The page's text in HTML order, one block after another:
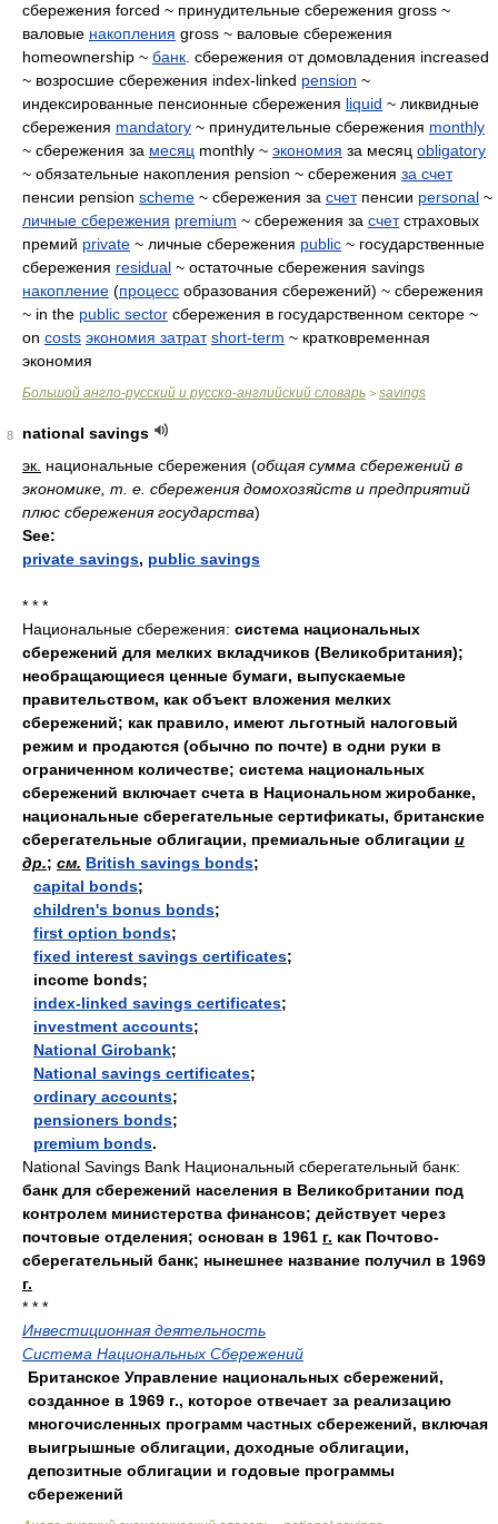
сбережения forced ~ принудительные сбережения gross ~
валовые накопления gross ~ валовые сбережения
homeownership ~ банк . сбережения от домовладения increased
~ возросшие сбережения index-linked pension ~
индексированные пенсионные сбережения liquid ~ ликвидные
сбережения mandatory ~ принудительные сбережения monthly
~ сбережения за месяц monthly ~ экономия за месяц obligatory
~ обязательные накопления pension ~ сбережения за счет
пенсии pension scheme ~ сбережения за счетпенсии personal ~
личные сбережения premium ~ сбережения за счетстраховых
премий private ~ личные сбережения public ~ государственные
сбережения residual ~ остаточные сбережения savings
накопление (процесс образования сбережений) ~ сбережения
~ in the public sector сбережения в государственном секторе ~
on costs экономия затрат short-term ~ кратковременная
экономия
Большой англо-русский и русско-английский словарь > savings
8
national savings
эк. национальные сбережения (общая сумма сбережений в
экономике, т. е. сбережения домохозяйств и предприятий
плюс сбережения государства)
See:
private savings, public savings
* * *
Национальные сбережения: система национальных
сбережений для мелких вкладчиков (Великобритания);
необращающиеся ценные бумаги, выпускаемые
правительством, как объект вложения мелких
сбережений; как правило, имеют льготный налоговый
режим и продаются (обычно по почте) в одни руки в
ограниченном количестве; система национальных
сбережений включает счета в Национальном жиробанке,
национальные сберегательные сертификаты, британские
сберегательные облигации, премиальные облигации и
др.; см. British savings bonds;
capital bonds;
children's bonus bonds;
first option bonds;
fixed interest savings certificates;
income bonds;
index-linked savings certificates;
investment accounts;
National Girobank;
National savings certificates;
ordinary accounts;
pensioners bonds;
premium bonds.
National Savings Bank Национальный сберегательный банк:
банк для сбережений населения в Великобритании под
контролем министерства финансов; действует через
почтовые отделения; основан в 1961 г. как Почтово-
сберегательный банк; нынешнее название получил в 1969
г.
* * *
Инвестиционная деятельность
Система Национальных Сбережений
Британское Управление национальных сбережений,
созданное в 1969 г., которое отвечает за реализацию
многочисленных программ частных сбережений, включая
выигрышные облигации, доходные облигации,
депозитные облигации и годовые программы
сбережений